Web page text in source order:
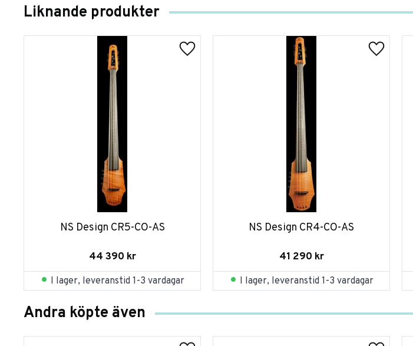
Liknande produkter
NS Design CR5-CO-AS
44 390 kr
I lager, leveranstid 1-3 vardagar
NS Design CR4-CO-AS
41 290 kr
I lager, leveranstid 1-3 vardagar
Andra köpte även